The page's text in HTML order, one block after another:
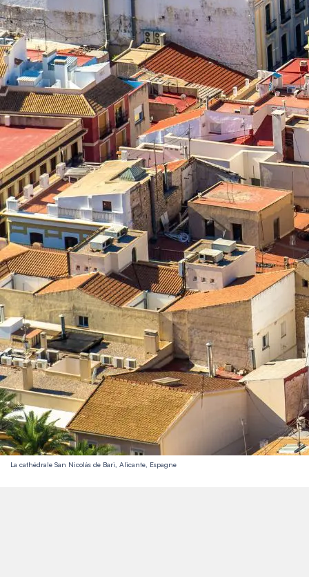
La cathédrale San Nicolás de Bari, Alicante, Espagne